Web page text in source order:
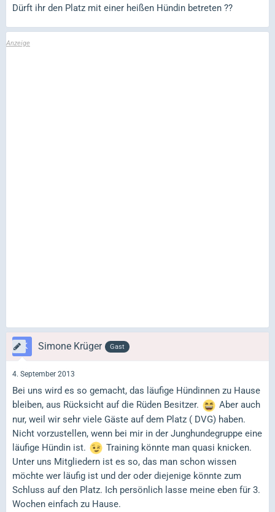
Dürft ihr den Platz mit einer heißen Hündin betreten ??
Simone Krüger Gast
4. September 2013
Bei uns wird es so gemacht, das läufige Hündinnen zu Hause
bleiben, aus Rücksicht auf die Rüden Besitzer.
Aber auch
nur, weil wir sehr viele Gäste auf dem Platz ( DVG) haben.
Nicht vorzustellen, wenn bei mir in der Junghundegruppe eine
läufige Hündin ist.
Training könnte man quasi knicken.
Unter uns Mitgliedern ist es so, das man schon wissen
möchte wer läufig ist und der oder diejenige könnte zum
Schluss auf den Platz. Ich persönlich lasse meine eben für 3.
Wochen einfach zu Hause.